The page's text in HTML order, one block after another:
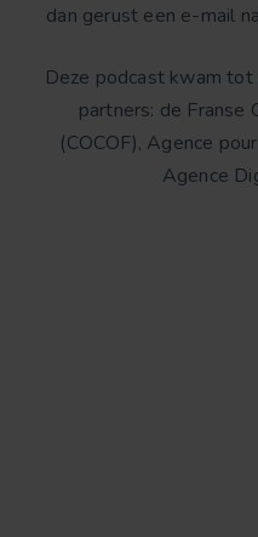
dan gerust een e-mail
Deze podcast kwam
partners: de Franse
(COCOF), Agence
Agence